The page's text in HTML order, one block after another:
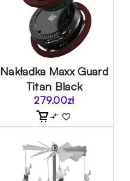
Nakładka Maxx Guard
Titan Black
279.00zł